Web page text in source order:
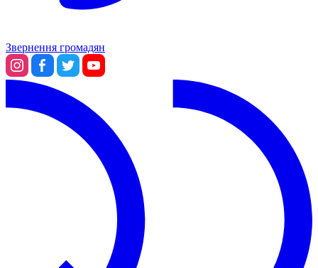
Звернення громадян